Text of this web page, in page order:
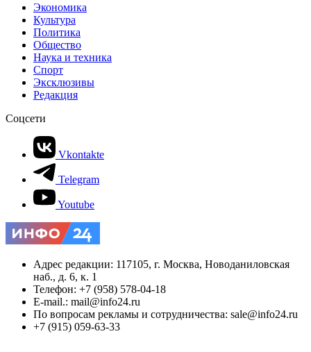
Экономика
Культура
Политика
Общество
Наука и техника
Спорт
Эксклюзивы
Редакция
Соцсети
Vkontakte
Telegram
Youtube
Адрес редакции: 117105, г. Москва, Новоданиловская
наб., д. 6, к. 1
Телефон: +7 (958) 578-04-18
E-mail.: mail@info24.ru
По вопросам рекламы и сотрудничества: sale@info24.ru
+7 (915) 059-63-33